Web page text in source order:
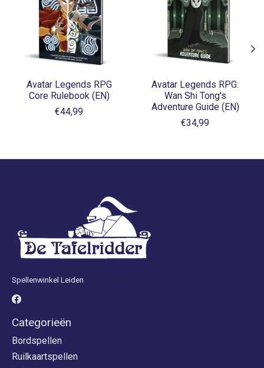
Avatar Legends RPG
Core Rulebook (EN)
€44,99
Avatar Legends RPG:
Wan Shi Tong's
Adventure Guide (EN)
€34,99
Spellenwinkel Leiden
Categorieën
Bordspellen
Ruilkaartspellen